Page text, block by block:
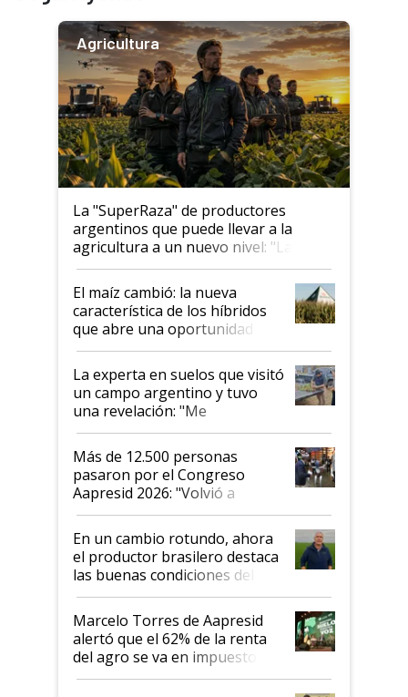
Agricultura
La "SuperRaza" de productores
argentinos que puede llevar a la
agricultura a un nuevo nivel: "Las
posibilidades de crecimiento son
infinitas"
El maíz cambió: la nueva
característica de los híbridos
que abre una oportunidad en
el lote
La experta en suelos que visitó
un campo argentino y tuvo
una revelación: "Me
impresionó mucho"
Más de 12.500 personas
pasaron por el Congreso
Aapresid 2026: "Volvió a
demostrar que hablar del
suelo es hablar de todo el
sistema productivo"
En un cambio rotundo, ahora
el productor brasilero destaca
las buenas condiciones del
agro argentino para invertir:
"Los veo más motivados"
Marcelo Torres de Aapresid
alertó que el 62% de la renta
del agro se va en impuestos:
"No es bueno que en